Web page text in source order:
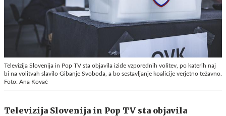
Televizija Slovenija in Pop TV sta objavila izide vzporednih volitev, po katerih naj
bi na volitvah slavilo Gibanje Svoboda, a bo sestavljanje koalicije verjetno težavno.
Foto: Ana Kovač
Televizija Slovenija in Pop TV sta objavila